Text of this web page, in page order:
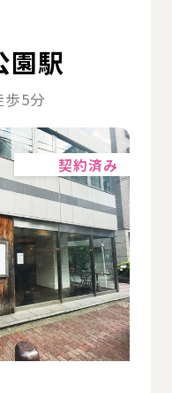
園駅
5分
契約済み